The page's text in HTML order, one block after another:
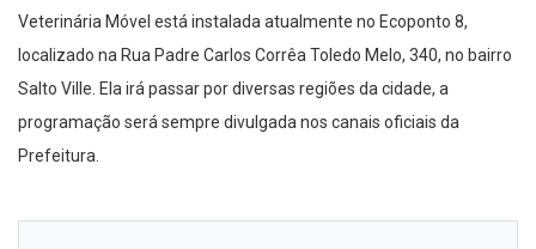
Veterinária Móvel está instalada atualmente no Ecoponto 8,
localizado na Rua Padre Carlos Corrêa Toledo Melo, 340, no bairro
Salto Ville. Ela irá passar por diversas regiões da cidade, a
programação será sempre divulgada nos canais oficiais da
Prefeitura.